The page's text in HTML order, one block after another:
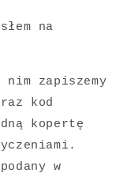
na
zapiszemy
kod
kopertę
w